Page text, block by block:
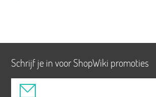
Schrijf je in voor ShopWiki promoties